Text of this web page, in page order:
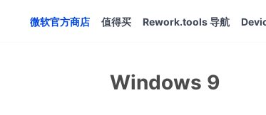
微软官方商店 值得买 Rework.tools 导航
Windows 9